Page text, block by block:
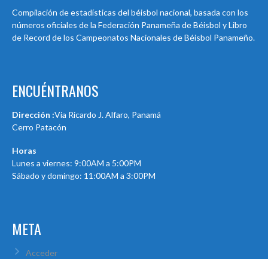
Compilación de estadísticas del béisbol nacional, basada con los
números oficiales de la Federación Panameña de Béisbol y Libro
de Record de los Campeonatos Nacionales de Béisbol Panameño.
ENCUÉNTRANOS
Dirección :Via Ricardo J. Alfaro, Panamá
Cerro Patacón
Horas
Lunes a viernes: 9:00AM a 5:00PM
Sábado y domingo: 11:00AM a 3:00PM
META
Acceder